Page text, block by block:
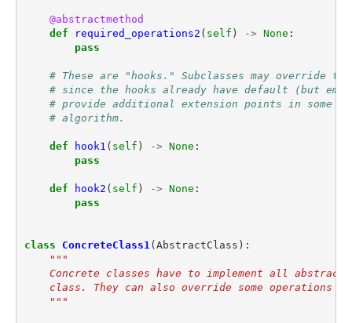
@abstractmethod
def
required_operations2 ( self ) -> None :
pass
# These are "hooks." Subclasses may override
# since the hooks already have default (but
# provide additional extension points in some
# algorithm.
def hook1 ( self ) -> None :
pass
def hook2 ( self ) -> None :
pass
class ConcreteClass1( AbstractClass ):
"""
Concrete classes have to implement all abstract
class. They can also override some operations
    """